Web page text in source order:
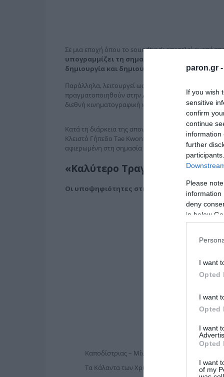
paron.gr -
If you wish
sensitive
confirm
continue
information
further
Please
information
deny
in below
I want
Opted
I want
Opted
I want
Opted
I want
of my
Σε μια εποχή όπου το soundtrack αποτελεί
υπογραμμίζει τη σημασία της μουσικής ως
δημιουργία και δημιουργεί ένα νέο σημείο
Παράλληλα, λειτουργεί ως γέφυρα με τα
πραγματοποιηθούν στην Αθήνα 2027,
διεθνή κινηματογραφική κοινότητα.
Κατά τη διάρκεια της απονομής των MadVideo
Κλειστό Γήπεδο Tae Kwon Do, η παρουσία του
αφιερωμένη στη σημασία της μουσικής στον
«Καλύτερο Τραγούδι Ταινίας
Oι υποψηφιότητες στην κατηγορία
Καποδίστριας – Μίνως Μάτσας
Τα Κάλαντα των Χριστουγέννων – Μουσική: